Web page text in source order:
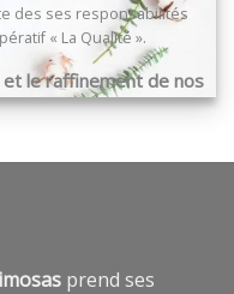
des ses responsabilités
« La Qualité ».
et le raffinement de nos
prend ses